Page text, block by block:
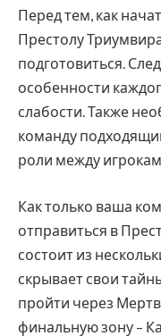
Перед тем, как
Престолу
подготовиться.
особенности
слабости. Также
команду
роли между
Как только ваша
отправиться в
состоит из
скрывает свои
пройти через
финальную зону –